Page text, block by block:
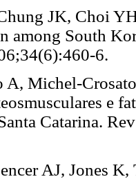
JK, Choi
among South
A, Michel-
e
Catarina.
AJ, Jones